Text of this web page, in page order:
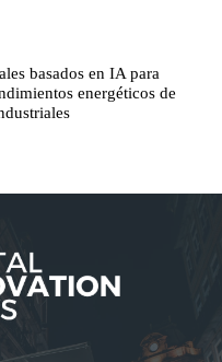
basados en IA para
energéticos de